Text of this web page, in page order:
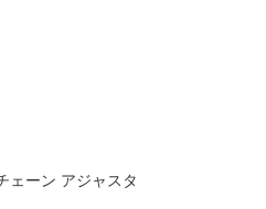
ェーン アジャスタ